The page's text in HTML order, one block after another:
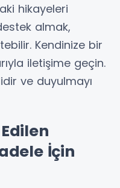
hikayeleri
almak,
Kendinize bir
iletişime geçin.
ve duyulmayı
İçin